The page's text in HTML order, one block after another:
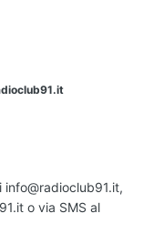
o via SMS al